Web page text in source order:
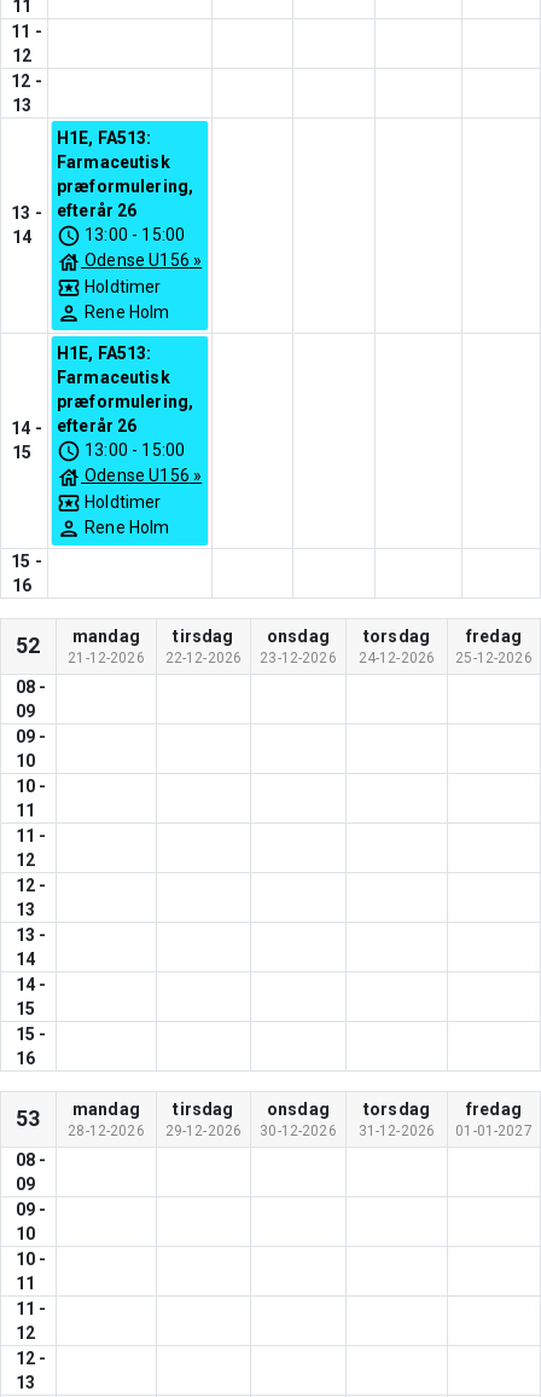
11
11 -
12
12 -
13
13 -
14
H1E, FA513:
Farmaceutisk
præformulering,
efterår 26
13:00 - 15:00
Odense U156 »
Holdtimer
Rene Holm
14 -
15
H1E, FA513:
Farmaceutisk
præformulering,
efterår 26
13:00 - 15:00
Odense U156 »
Holdtimer
Rene Holm
15 -
16
52 mandag
21-12-2026
tirsdag
22-12-2026
onsdag
23-12-2026
torsdag
24-12-2026
fredag
25-12-2026
08 -
09
09 -
10
10 -
11
11 -
12
12 -
13
13 -
14
14 -
15
15 -
16
53 mandag
28-12-2026
tirsdag
29-12-2026
onsdag
30-12-2026
torsdag
31-12-2026
fredag
01-01-2027
08 -
09
09 -
10
10 -
11
11 -
12
12 -
13